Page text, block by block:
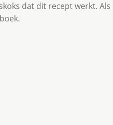
dat dit recept werkt. Als